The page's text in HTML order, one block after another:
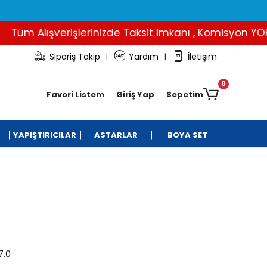
Alışverişlerinizde Taksit imkanı , Komisyon YOK..
Sipariş Takip | Yardım | İletişim
Favori Listem Giriş Yap Sepetim
0
YAPIŞTIRICILAR ASTARLAR BOYA SET